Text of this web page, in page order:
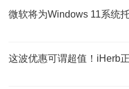
微软将为Windows 11系统
这波优惠可谓超值！iHerb